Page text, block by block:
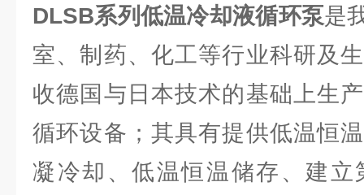
DLSB系列低温冷却液循环泵是
室、制药、化工等行业科研及
收德国与日本技术的基础上生
循环设备；其具有提供低温恒
凝冷却、低温恒温储存、建